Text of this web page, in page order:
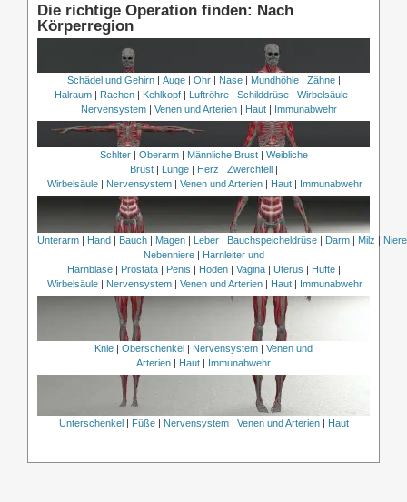
Die richtige Operation finden: Nach
Körperregion
Schädel und Gehirn| Auge| Ohr| Nase| Mundhöhle| Zähne|
Halraum| Rachen| Kehlkopf| Luftröhre| Schilddrüse| Wirbelsäule|
Nervensystem | Venen und Arterien | Haut | Immunabwehr
Schlter| Oberarm| Männliche Brust| Weibliche
Brust| Lunge| Herz | Zwerchfell|
Wirbelsäule | Nervensystem | Venen und Arterien | Haut | Immunabwehr
Unterarm| Hand| Bauch| Magen| Leber| Bauchspeicheldrüse| Darm| Milz |
Nebenniere| Harnleiter und
Harnblase| Prostata| Penis | Hoden| Vagina| Uterus | Hüfte|
Wirbelsäule | Nervensystem | Venen und Arterien | Haut | Immunabwehr
Knie Oberschenkel Nervensystem
Venen und
Arterien
Haut Immunabwehr
Unterschenkel Füße| Nervensystem| Venen und Arterien| Haut